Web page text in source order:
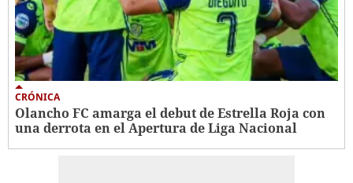
CRÓNICA
Olancho FC amarga el debut de Estrella Roja con
una derrota en el Apertura de Liga Nacional